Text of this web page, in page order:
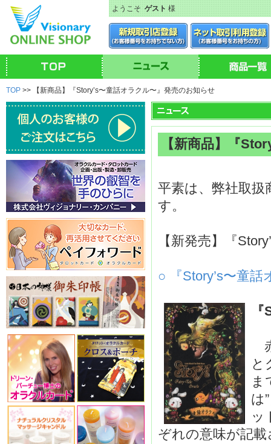
ようこそゲスト様
TOP >> 【新商品】『Story’s〜童話オラクル〜』発売のお知らせ
【新商品】『
平素は、弊社取
す。
【新発売】『
○ 『Story’s〜童
と
ま
は
ッ
ぞれの意味が記